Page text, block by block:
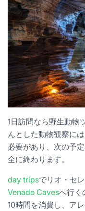
1日訪問なら野生動物
んとした動物観察に
必要があり、次の予
全に終わります。
day tripsでリオ・セ
Venado Cavesへ行く
10時間を消費し、ア